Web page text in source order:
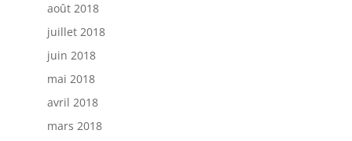
août 2018
juillet 2018
juin 2018
mai 2018
avril 2018
mars 2018